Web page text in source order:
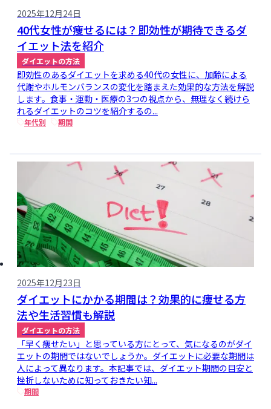
2025年12月24日
40代女性が痩せるには？即効性が期待できるダ
イエット法を紹介
ダイエットの方法
即効性のあるダイエットを求める40代の女性に、加齢による
代謝やホルモンバランスの変化を踏まえた効果的な方法を解説
します。食事・運動・医療の3つの視点から、無理なく続けら
れるダイエットのコツを紹介するの...
年代別 期間
2025年12月23日
ダイエットにかかる期間は？効果的に痩せる方
法や生活習慣も解説
ダイエットの方法
「早く痩せたい」と思っている方にとって、気になるのがダイ
エットの期間ではないでしょうか。ダイエットに必要な期間は
人によって異なります。本記事では、ダイエット期間の目安と
挫折しないために知っておきたい知...
期間